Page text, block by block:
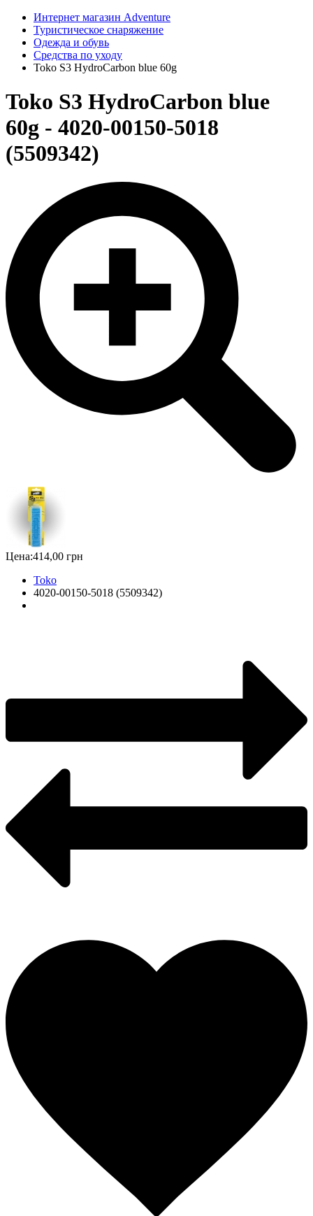
Интернет магазин Adventure
Туристическое снаряжение
Одежда и обувь
Средства по уходу
Toko S3 HydroCarbon blue 60g
Toko S3 HydroCarbon blue
60g - 4020-00150-5018
(5509342)
Цена:414,00 грн
Toko
4020-00150-5018 (5509342)